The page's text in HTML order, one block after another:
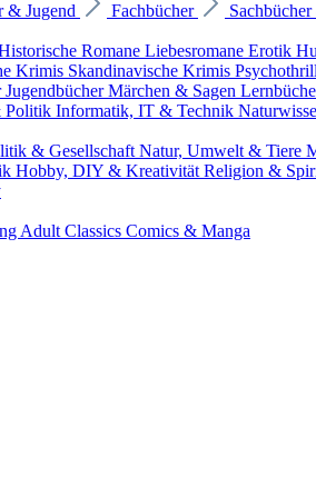
& Jugend Fachbücher
Romane Liebesromane Erotik
Krimis Skandinavische Krimis
JugendbücherMärchen & Sagen
Politik Informatik, IT & Technik
& Gesellschaft Natur, Umwelt & Tiere
Hobby, DIY & Kreativität Religion &
Adult Classics Comics & Manga